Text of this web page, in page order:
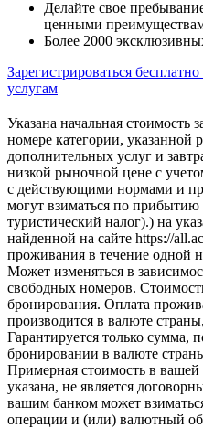
Делайте свое
ценными
Более 2000
Зарегистрироваться бесплатно
услугам
Указана начальная стоимость
номере категории, указанной
дополнительных услуг и
низкой рыночной цене с
с действующими нормами и
могут взиматься по прибытию
туристический налог).) на
найденной на сайте https://
проживания в течение одной
Может изменяться в
свободных номеров.
бронирования. Оплата
производится в валюте
Гарантируется только сумма,
бронировании в валюте
Примерная стоимость в
указана, не является
вашим банком может
операции и (или) валютный